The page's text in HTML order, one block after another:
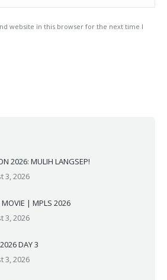
website in this browser for the next time I
2026: MULIH LANGSEP!
3, 2026
MOVIE | MPLS 2026
3, 2026
DAY 3
3, 2026